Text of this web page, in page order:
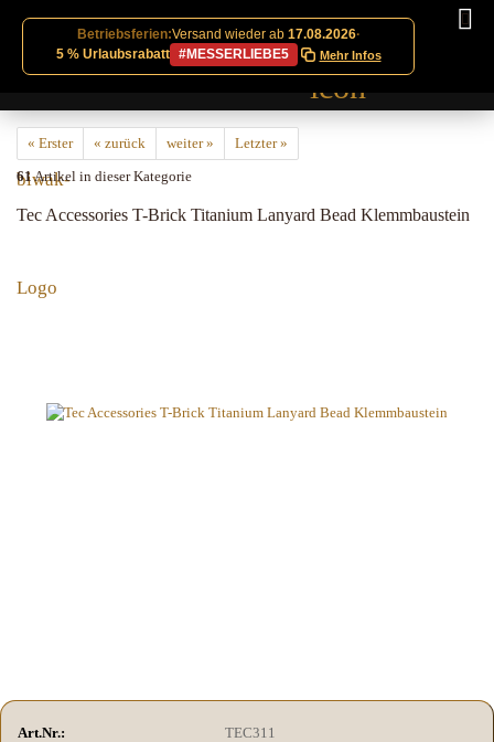
Betriebsferien:Versand wieder ab 17.08.2026·
5 % Urlaubsrabatt
#MESSERLIEBE5 Mehr Infos
« Erster « zurück weiter »
Letzter »
61Artikel in dieser Kategorie
Tec Accessories T-Brick Titanium Lanyard Bead Klemmbaustein
Art.Nr.:
TEC311